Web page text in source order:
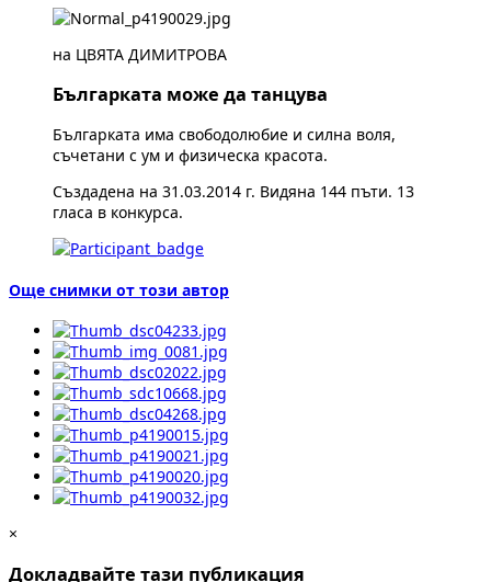
на ЦВЯТА ДИМИТРОВА
Българката може да танцува
Българката има свободолюбие и силна воля,
съчетани с ум и физическа красота.
Създадена на 31.03.2014 г. Видяна 144 пъти. 13
гласа в конкурса.
Още снимки от този автор
×
Докладвайте тази публикация